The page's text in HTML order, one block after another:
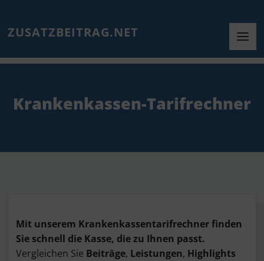
ZUSATZBEITRAG.NET
Krankenkassen-Tarifrechner
Mit unserem Krankenkassentarifrechner finden
Sie schnell die Kasse, die zu Ihnen passt.
Vergleichen Sie Beiträge, Leistungen, Highlights